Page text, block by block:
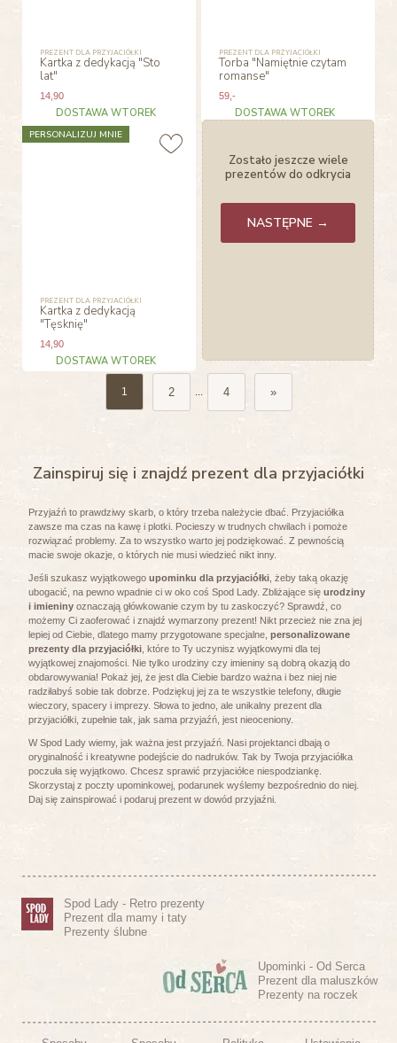
PREZENT DLA PRZYJACIÓŁKI
Kartka z dedykacją "Sto
lat"
14,90
DOSTAWA WTOREK
PREZENT DLA PRZYJACIÓŁKI
Torba "Namiętnie czytam
romanse"
59 ,-
DOSTAWA WTOREK
PREZENT DLA PRZYJACIÓŁKI
Kartka z dedykacją
"Tęsknię"
14,90
DOSTAWA WTOREK
PERSONALIZUJ MNIE
Zostało jeszcze wiele
prezentów do odkrycia
NASTĘPNE →
1 2 ... 4 »
Zainspiruj się i znajdź prezent dla przyjaciółki
Przyjaźń to prawdziwy skarb, o który trzeba należycie dbać. Przyjaciółka
zawsze ma czas na kawę i plotki. Pocieszy w trudnych chwilach i pomoże
rozwiązać problemy. Za to wszystko warto jej podziękować. Z pewnością
macie swoje okazje, o których nie musi wiedzieć nikt inny.
Jeśli szukasz wyjątkowego upominku dla przyjaciółki, żeby taką okazję
ubogacić, na pewno wpadnie ci w oko coś Spod Lady. Zbliżające się urodziny
i imieninyoznaczają główkowanie czym by tu zaskoczyć? Sprawdź, co
możemy Ci zaoferować i znajdź wymarzony prezent! Nikt przecież nie zna jej
lepiej od Ciebie, dlatego mamy przygotowane specjalne, personalizowane
prezenty dla przyjaciółki, które to Ty uczynisz wyjątkowymi dla tej
wyjątkowej znajomości. Nie tylko urodziny czy imieniny są dobrą okazją do
obdarowywania! Pokaż jej, że jest dla Ciebie bardzo ważna i bez niej nie
radziłabyś sobie tak dobrze. Podziękuj jej za te wszystkie telefony, długie
wieczory, spacery i imprezy. Słowa to jedno, ale unikalny prezent dla
przyjaciółki, zupełnie tak, jak sama przyjaźń, jest nieoceniony.
W Spod Lady wiemy, jak ważna jest przyjaźń. Nasi projektanci dbają o
oryginalność i kreatywne podejście do nadruków. Tak by Twoja przyjaciółka
poczuła się wyjątkowo. Chcesz sprawić przyjaciółce niespodziankę.
Skorzystaj z poczty upominkowej, podarunek wyślemy bezpośrednio do niej.
Daj się zainspirować i podaruj prezent w dowód przyjaźni.
Spod Lady - Retro prezenty
Prezent dla mamy i taty
Prezenty ślubne
Upominki - Od Serca
Prezent dla maluszków
Prezenty na roczek